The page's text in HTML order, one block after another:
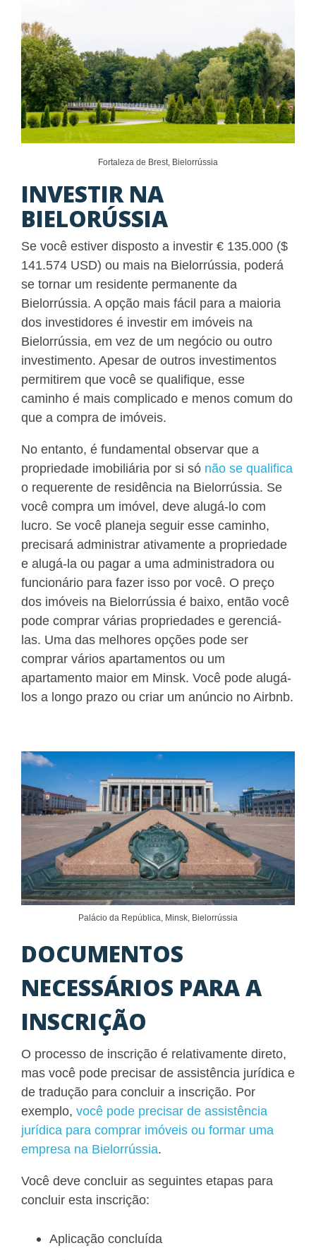
Fortaleza de Brest, Bielorrússia
INVESTIR NA
BIELORÚSSIA
Se você estiver disposto a investir € 135.000 ($
141.574 USD) ou mais na Bielorrússia, poderá
se tornar um residente permanente da
Bielorrússia. A opção mais fácil para a maioria
dos investidores é investir em imóveis na
Bielorrússia, em vez de um negócio ou outro
investimento. Apesar de outros investimentos
permitirem que você se qualifique, esse
caminho é mais complicado e menos comum do
que a compra de imóveis.
No entanto, é fundamental observar que a
propriedade imobiliária por si só não se qualifica
o requerente de residência na Bielorrússia. Se
você compra um imóvel, deve alugá-lo com
lucro. Se você planeja seguir esse caminho,
precisará administrar ativamente a propriedade
e alugá-la ou pagar a uma administradora ou
funcionário para fazer isso por você. O preço
dos imóveis na Bielorrússia é baixo, então você
pode comprar várias propriedades e gerenciá-
las. Uma das melhores opções pode ser
comprar vários apartamentos ou um
apartamento maior em Minsk. Você pode alugá-
los a longo prazo ou criar um anúncio no Airbnb.
Palácio da República, Minsk, Bielorrússia
DOCUMENTOS
NECESSÁRIOS PARA A
INSCRIÇÃO
O processo de inscrição é relativamente direto,
mas você pode precisar de assistência jurídica e
de tradução para concluir a inscrição. Por
exemplo, você pode precisar de assistência
jurídica para comprar imóveis ou formar uma
empresa na Bielorrússia.
Você deve concluir as seguintes etapas para
concluir esta inscrição:
Aplicação concluída